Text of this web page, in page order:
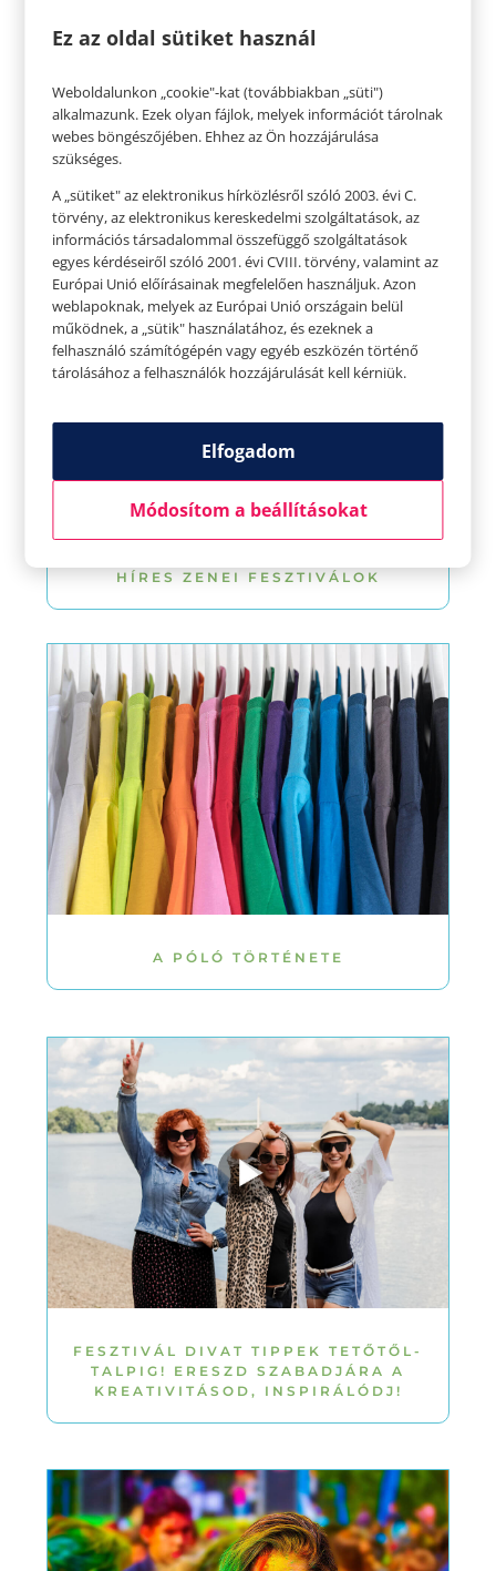
KIEGÉSZÍTŐK, AMIK REMEKÜL
HÍRES ZENEI FESZTIVÁLOK
A PÓLÓ TÖRTÉNETE
FESZTIVÁL DIVAT TIPPEK TETŐTŐL-
TALPIG! ERESZD SZABADJÁRA A
KREATIVITÁSOD, INSPIRÁLÓDJ!
Ez az oldal sütiket használ
Weboldalunkon „cookie"-kat (továbbiakban „süti")
alkalmazunk. Ezek olyan fájlok, melyek információt tárolnak
webes böngészőjében. Ehhez az Ön hozzájárulása
szükséges.
A „sütiket" az elektronikus hírközlésről szóló 2003. évi C.
törvény, az elektronikus kereskedelmi szolgáltatások, az
információs társadalommal összefüggő szolgáltatások
egyes kérdéseiről szóló 2001. évi CVIII. törvény, valamint az
Európai Unió előírásainak megfelelően használjuk. Azon
weblapoknak, melyek az Európai Unió országain belül
működnek, a „sütik" használatához, és ezeknek a
felhasználó számítógépén vagy egyéb eszközén történő
tárolásához a felhasználók hozzájárulását kell kérniük.
Elfogadom
Módosítom a beállításokat